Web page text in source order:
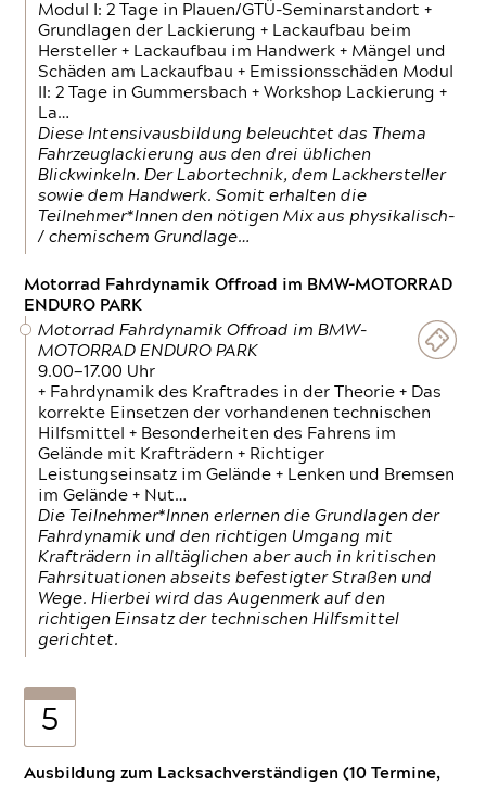
Modul I: 2 Tage in Plauen/GTÜ-Seminarstandort +
Grundlagen der Lackierung + Lackaufbau beim
Hersteller + Lackaufbau im Handwerk + Mängel und
Schäden am Lackaufbau + Emissionsschäden Modul
II: 2 Tage in Gummersbach + Workshop Lackierung +
La…
Diese Intensivausbildung beleuchtet das Thema
Fahrzeuglackierung aus den drei üblichen
Blickwinkeln. Der Labortechnik, dem Lackhersteller
sowie dem Handwerk. Somit erhalten die
Teilnehmer*Innen den nötigen Mix aus physikalisch-
/ chemischem Grundlage…
Motorrad Fahrdynamik Offroad im BMW-MOTORRAD
ENDURO PARK
Motorrad Fahrdynamik Offroad im BMW-
MOTORRAD ENDURO PARK
9.00—17.00 Uhr
+ Fahrdynamik des Kraftrades in der Theorie + Das
korrekte Einsetzen der vorhandenen technischen
Hilfsmittel + Besonderheiten des Fahrens im
Gelände mit Krafträdern + Richtiger
Leistungseinsatz im Gelände + Lenken und Bremsen
im Gelände + Nut…
Die Teilnehmer*Innen erlernen die Grundlagen der
Fahrdynamik und den richtigen Umgang mit
Krafträdern in alltäglichen aber auch in kritischen
Fahrsituationen abseits befestigter Straßen und
Wege. Hierbei wird das Augenmerk auf den
richtigen Einsatz der technischen Hilfsmittel
gerichtet.
5
Ausbildung zum Lacksachverständigen (10 Termine,